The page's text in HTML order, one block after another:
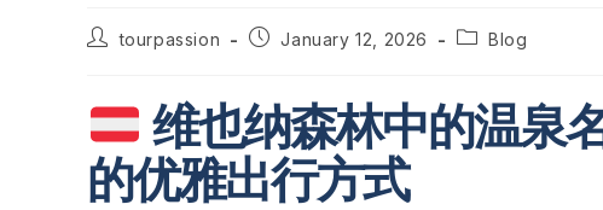
tourpassion January 12, 2026 Blog
维也纳森林中的温泉
的优雅出行方式